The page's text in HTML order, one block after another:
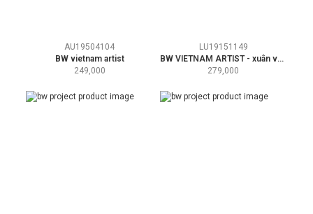
AU19504104
BW vietnam artist
249,000
LU19151149
BW VIETNAM ARTIST - xuân về trên phố
279,000